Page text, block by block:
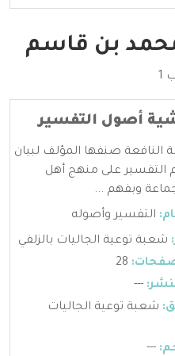
بن قاسم
1
أصول التفسير
النافعة صنفها المؤلف لبيان
التفسير على منهج أهل
وبفهم ...
التفسير وأصوله
شعبة توعية الجاليات بالزلفي
---
شعبة توعية الجاليات
---